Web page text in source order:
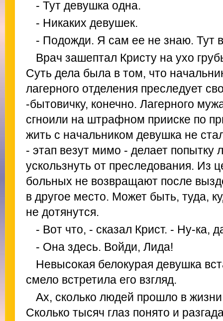
- Тут девушка одна.
- Никаких девушек.
- Подожди. Я сам ее не знаю. Тут
Врач зашептал Кристу на ухо
Суть дела была в том, что
лагерного отделения преследует
-бытовичку, конечно. Лагерного
сгноили на штрафном прииске по
жить с начальником девушка не
- этап везут мимо - делает попытку
ускользнуть от преследования. Из
больных не возвращают после
в другое место. Может быть, туда,
не дотянутся.
- Вот что, - сказал Крист. - Ну-ка,
- Она здесь. Войди, Лида!
Невысокая белокурая девушка
смело встретила его взгляд.
Ах, сколько людей прошло в
Сколько тысяч глаз понято и